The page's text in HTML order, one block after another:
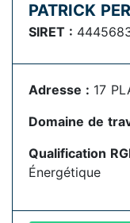
PATRICK
SIRET :
Adresse : 17
Domaine de
Qualification
Énergétique